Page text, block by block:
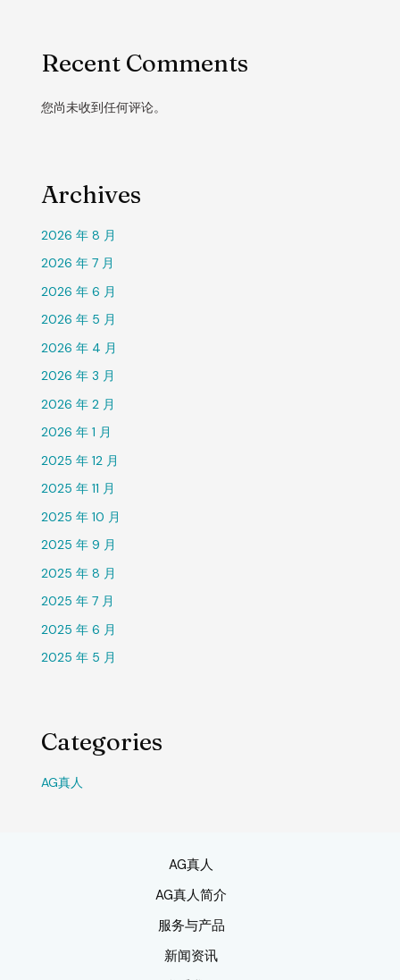
Recent Comments
您尚未收到任何评论。
Archives
2026 年 8 月
2026 年 7 月
2026 年 6 月
2026 年 5 月
2026 年 4 月
2026 年 3 月
2026 年 2 月
2026 年 1 月
2025 年 12 月
2025 年 11 月
2025 年 10 月
2025 年 9 月
2025 年 8 月
2025 年 7 月
2025 年 6 月
2025 年 5 月
Categories
AG真人
AG真人
AG真人简介
服务与产品
新闻资讯